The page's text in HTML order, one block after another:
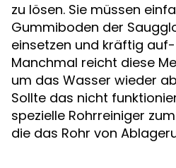
zu lösen. Sie müssen
Gummiboden der
einsetzen und kräftig
Manchmal reicht diese
um das Wasser wieder
Sollte das nicht
spezielle Rohrreiniger
die das Rohr von